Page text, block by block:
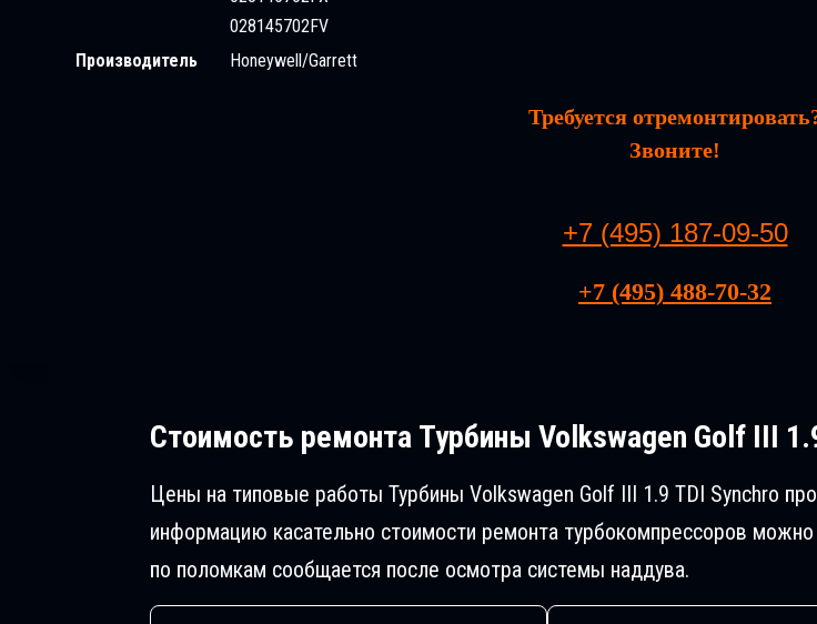
028145702FV
Производитель
Honeywell/Garrett
Требуется
Звоните!
+7 (495) 187-09-50
+7 (495) 488-70-32
Стоимость ремонтаТурбины Volkswagen Golf III
Цены на типовые работы Турбины Volkswagen Golf III 1.9 TDI Synchro
информацию касательно стоимости ремонта турбокомпрессоров
по поломкам сообщается после осмотра системы наддува.